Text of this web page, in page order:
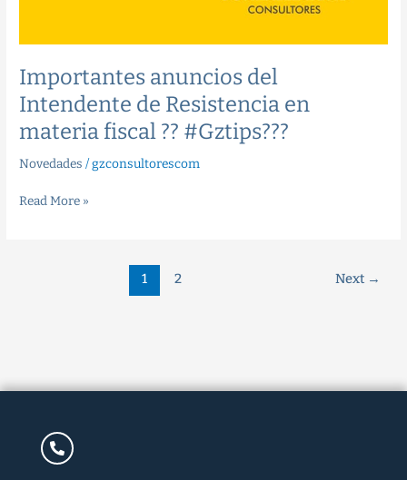
Importantes anuncios del
Intendente de Resistencia en
materia fiscal ?? #Gztips??‍?
Novedades /gzconsultorescom
Read More »
1 2 Next →